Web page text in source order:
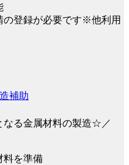
の登録が必要です※他利用
補助
なる金属材料の製造☆／
料を準備